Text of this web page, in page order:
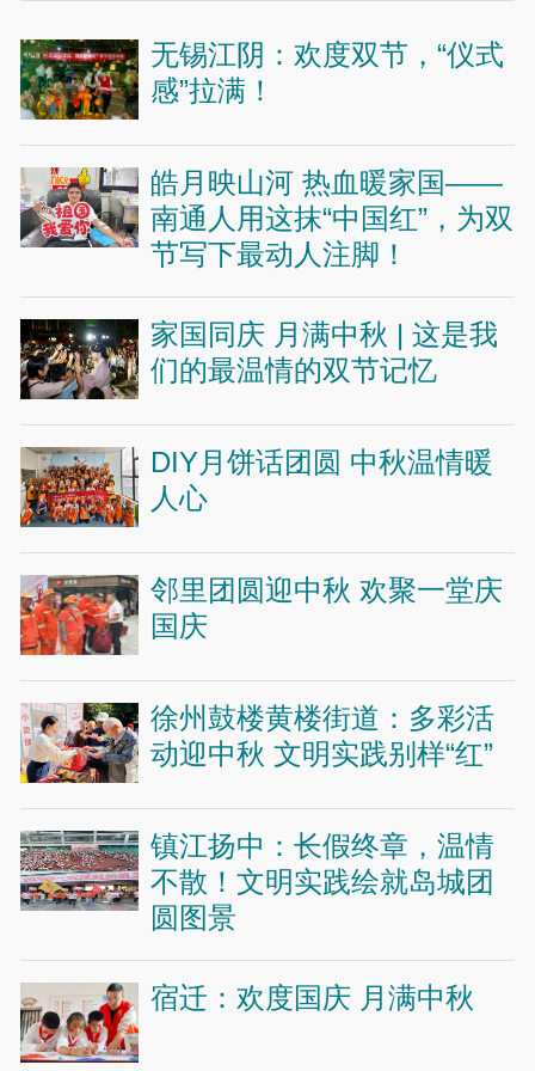
无锡江阴：欢度双节，“仪式
感”拉满！
皓月映山河 热血暖家国——
南通人用这抹“中国红”，为双
节写下最动人注脚！
家国同庆 月满中秋 | 这是我
们的最温情的双节记忆
DIY月饼话团圆 中秋温情暖
人心
邻里团圆迎中秋 欢聚一堂庆
国庆
徐州鼓楼黄楼街道：多彩活
动迎中秋 文明实践别样“红”
镇江扬中：长假终章，温情
不散！文明实践绘就岛城团
圆图景
宿迁：欢度国庆 月满中秋